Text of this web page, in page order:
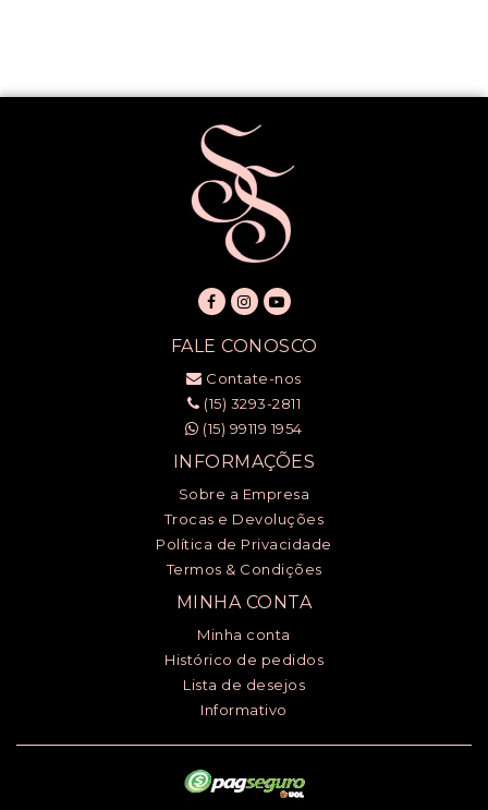
FALE CONOSCO
Contate-nos
(15) 3293-2811
(15) 99119 1954
INFORMAÇÕES
Sobre a Empresa
Trocas e Devoluções
Política de Privacidade
Termos & Condições
MINHA CONTA
Minha conta
Histórico de pedidos
Lista de desejos
Informativo